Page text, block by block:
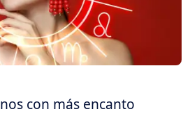
con más encanto